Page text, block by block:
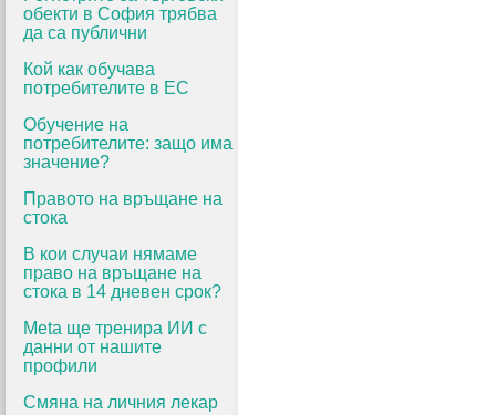
обекти в София трябва
да са публични
Кой как обучава
потребителите в ЕС
Обучение на
потребителите: защо има
значение?
Правото на връщане на
стока
В кои случаи нямаме
право на връщане на
стока в 14 дневен срок?
Meta ще тренира ИИ с
данни от нашите
профили
Смяна на личния лекар